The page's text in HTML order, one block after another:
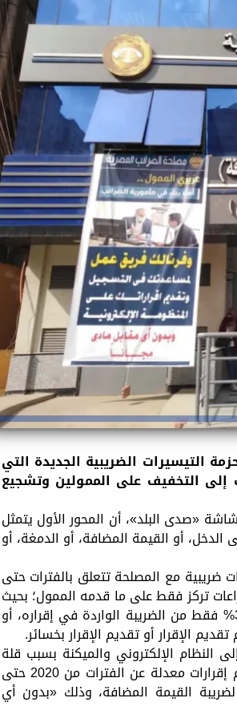
الضريبية الجديدة التي
إلى التخفيف على الممولين وتشجيع
«صدى البلد»، أن المحور الأول يتمثل
أو القيمة المضافة، أو الدمغة، أو
ضريبية مع المصلحة تتعلق بالفترات حتى
النزاعات تركز فقط على ما قدمه الممول؛ بحيث
تمكن الممول الذي قدم إقرارا ضريبيا من إنهاء النزاع بدفع 30% فقط من الضريبة الواردة في إقراره، أو
النظام الإلكتروني والميكنة بسبب قلة
الخبرة الأولية بالمنظومة، منوها إلى السماح للممولين بتقديم إقرارات معدلة عن الفترات من 2020 حتى
لضريبة الأرباح التجارية والصناعية، وحتى نهاية 2024 لضريبة القيمة المضافة، وذلك «بدون أي